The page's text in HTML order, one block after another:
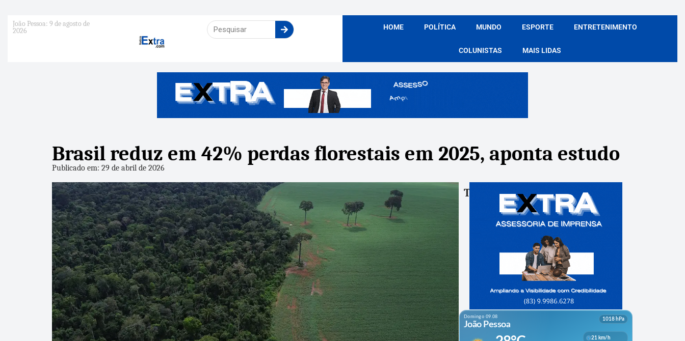
João Pessoa: 9 de agosto de
2026
HOME POLÍTICA MUNDO ESPORTE ENTRETENIMENTO
COLUNISTAS MAIS LIDAS
Brasil reduz em 42% perdas florestais em 2025, aponta estudo
Publicado em: 29 de abril de 2026
Tags:Compartile: